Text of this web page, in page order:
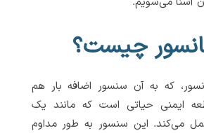
چیست؟
که به آن سنسور اضافه بار هم
ایمنی حیاتی است که مانند یک
می‌کند. این سنسور به طور مداوم